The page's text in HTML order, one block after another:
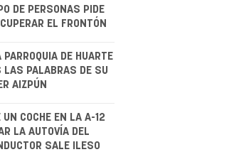
DE PERSONAS PIDE
EL FRONTÓN
DE HUARTE
LAS PALABRAS DE SU
AIZPÚN
UN COCHE EN LA A-12
LA AUTOVÍA DEL
SALE ILESO